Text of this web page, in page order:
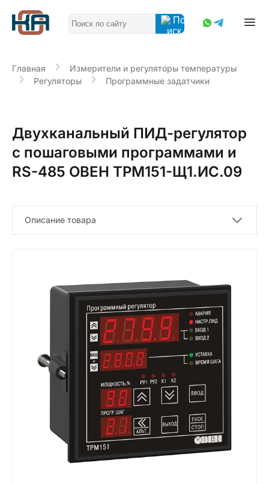
Главная
Измерители и регуляторы температуры
Регуляторы
Программные задатчики
Двухканальный ПИД-регулятор
с пошаговыми программами и
RS-485 ОВЕН ТРМ151-Щ1.ИС.09
Описание товара